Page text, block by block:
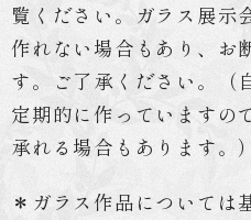
覧ください。ガラス展示
作れない場合もあり、お
す。ご了承ください。（
定期的に作っていますの
承れる場合もあります。）
＊ ガラス作品 については